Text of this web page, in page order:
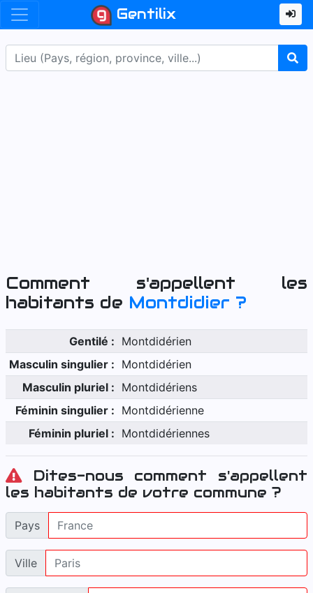
Gentilix
Comment s'appellent les
habitants de Montdidier ?
Gentilé : Montdidérien
Masculin singulier : Montdidérien
Masculin pluriel : Montdidériens
Féminin singulier : Montdidérienne
Féminin pluriel : Montdidériennes
Dites-nous comment s'appellent
les habitants de votre commune ?
Pays
Ville